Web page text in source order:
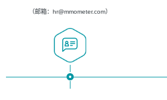
（邮箱：hr@mmometer.com）